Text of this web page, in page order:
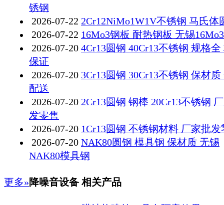
锈钢
2026-07-22 2Cr12NiMo1W1V不锈钢 马氏体
2026-07-22 16Mo3钢板 耐热钢板 无锡
2026-07-20 4Cr13圆钢 40Cr13不锈钢 规格全
保证
2026-07-20 3Cr13圆钢 30Cr13不锈钢 保材质
配送
2026-07-20 2Cr13圆钢 钢棒 20Cr13不锈钢
发零售
2026-07-20 1Cr13圆钢 不锈钢材料 厂家批发
2026-07-20 NAK80圆钢 模具钢 保材质 无锡
NAK80模具钢
更多»降噪音设备 相关产品